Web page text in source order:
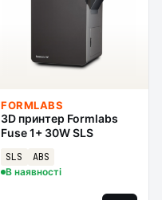
FORMLABS
3D принтер Formlabs
Fuse 1+ 30W SLS
SLS ABS
В наявності